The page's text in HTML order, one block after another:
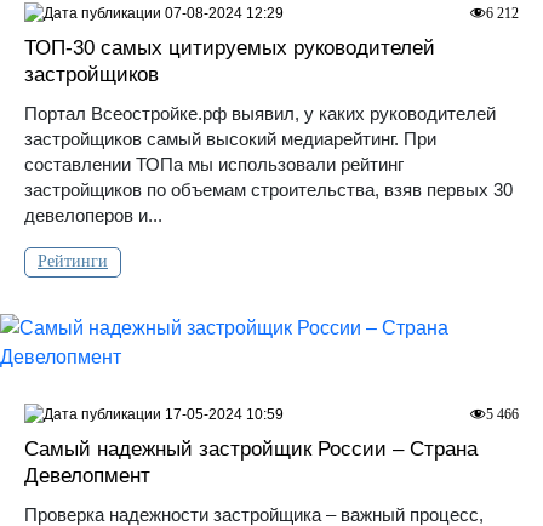
ТОП-30 самых цитируемых руководителей
застройщиков
Портал Всеостройке.рф выявил, у каких руководителей
застройщиков самый высокий медиарейтинг. При
составлении ТОПа мы использовали рейтинг
застройщиков по объемам строительства, взяв первых 30
девелоперов и...
Рейтинги
6 212
07-08-2024 12:29
Самый надежный застройщик России – Страна
Девелопмент
Проверка надежности застройщика – важный процесс,
5 466
17-05-2024 10:59